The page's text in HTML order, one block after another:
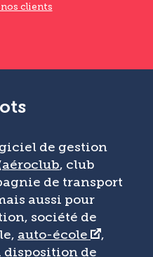
clients
de gestion
aéroclub, club
de transport
aussi pour
société de
auto-école
,
disposition de